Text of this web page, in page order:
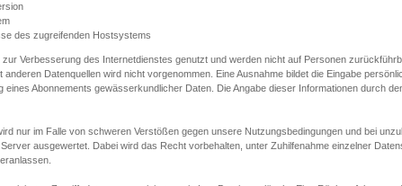
des zugreifenden Hostsystems
Verbesserung des Internetdienstes genutzt und werden nicht auf Personen
Datenquellen wird nicht vorgenommen. Eine Ausnahme bildet die Eingabe
eines Abonnements gewässerkundlicher Daten. Die Angabe dieser Informationen durch
nur im Falle von schweren Verstößen gegen unsere Nutzungsbedingungen und bei
ausgewertet. Dabei wird das Recht vorbehalten, unter Zuhilfenahme einzelner